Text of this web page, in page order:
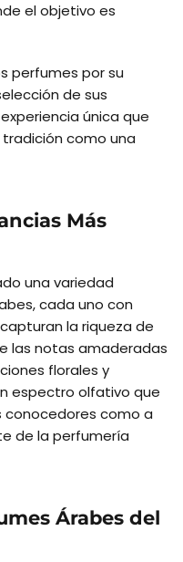
el objetivo es
perfumes por su
de sus
única que
como una
Más
una variedad
cada uno con
la riqueza de
las notas amaderadas
florales y
espectro olfativo que
como a
de la perfumería
Árabes del